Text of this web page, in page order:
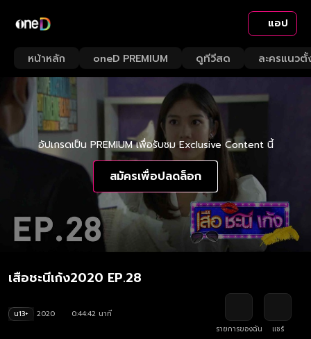
แอป
หน้าหลัก oneD PREMIUM ดูทีวีสด ละครแนวตั้
อัปเกรดเป็น PREMIUM เพื่อรับชม Exclusive Content นี้
สมัครเพื่อปลดล็อก
เสือชะนีเก้ง2020 EP.28
น13+ 2020
0:44:42 นาที
รายการของฉัน
แชร์